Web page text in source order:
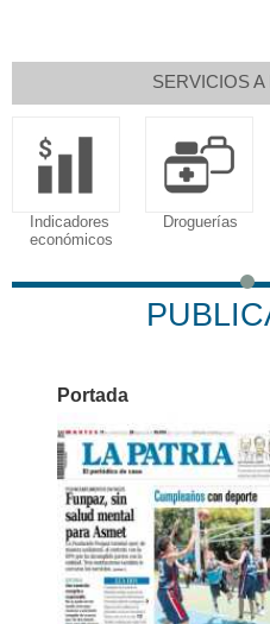
SERVICIOS
Indicadores
económicos
Droguerías
Portada